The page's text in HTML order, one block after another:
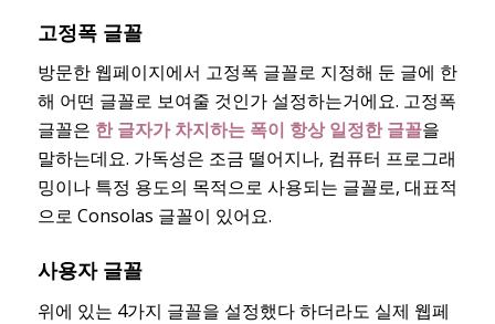
고정폭 글꼴
방문한 웹페이지에서 고정폭 글꼴로 지정해 둔 글에 한
해 어떤 글꼴로 보여줄 것인가 설정하는거에요. 고정폭
글꼴은 한 글자가 차지하는 폭이 항상 일정한 글꼴을
말하는데요. 가독성은 조금 떨어지나, 컴퓨터 프로그래
밍이나 특정 용도의 목적으로 사용되는 글꼴로, 대표적
으로 Consolas 글꼴이 있어요.
사용자 글꼴
위에 있는 4가지 글꼴을 설정했다 하더라도 실제 웹페